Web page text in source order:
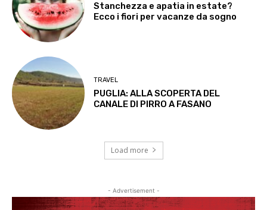
Stanchezza e apatia in estate?
Ecco i fiori per vacanze da sogno
TRAVEL
PUGLIA: ALLA SCOPERTA DEL
CANALE DI PIRRO A FASANO
Load more
- Advertisement -